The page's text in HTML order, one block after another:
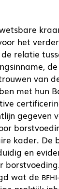
het
relatie
van
met hun
gegeven
kader. De
en
wat de BFHI